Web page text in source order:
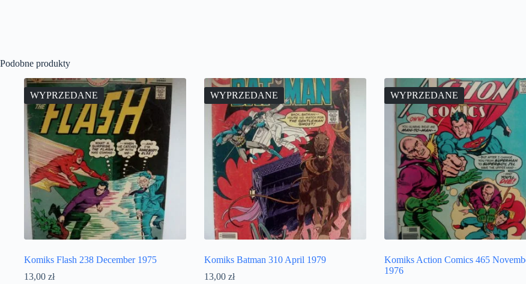
Podobne produkty
WYPRZEDANE
Komiks Flash 238 December 1975
13,00 zł
WYPRZEDANE
Komiks Batman 310 April 1979
13,00 zł
WYPRZEDANE
Komiks Action Comics 465
1976